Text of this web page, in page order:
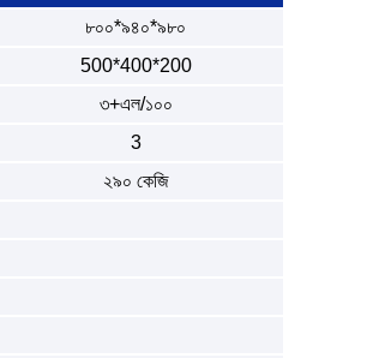
৮০০*৯৪০*৯৮০
500*400*200
৩+এল/১০০
3
২৯০ কেজি